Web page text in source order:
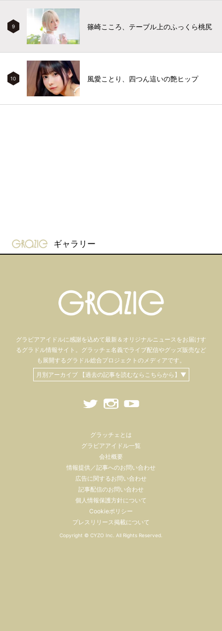
9 篠崎こころ、テーブル上のふっくら桃尻
10 風愛ことり、四つん這いの艶ヒップ
gravure-grazie
ギャラリー
グラビアアイドルに感謝を込めて最新＆オリジナルニュースをお届けす
るグラドル情報サイト。 グラッチェ名義でライブ配信やグッズ販売など
も 展開するグラドル総合プロジェクトのメディアです。
月別アーカイブ 【過去の記事を読むならこちらから】▼
グラッチェとは
グラビアアイドル一覧
会社概要
情報提供／記事へのお問い合わせ
広告に関するお問い合わせ
記事配信のお問い合わせ
個人情報保護方針について
Cookieポリシー
プレスリリース掲載について
Copyright © CYZO Inc. All Rights Reserved.